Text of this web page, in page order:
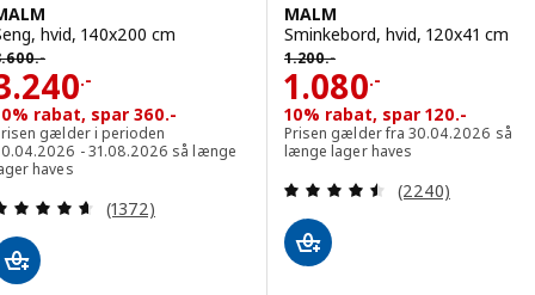
hvid, 140x200 cm
.-
.-
3240.-
rabat, spar 360.-
gælder i perioden
- 31.08.2026 så længe
haves
Anmeld: 4.6 ud af 5 Stjerner. Anmeldelser i alt:
(1372)
MALM
Sminkebord, hvid, 120x41 cm
1.200.-
Førpris 1200.-
1.080.-
Pris 1080.-
10% rabat, spar 120.-
Prisen gælder fra 30.04.2026 så
længe lager haves
Anmeld: 4.5 ud
(2240)